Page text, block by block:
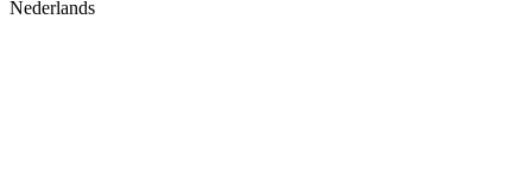
Nederlands